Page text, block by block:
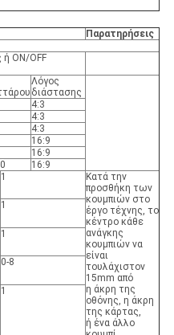
Παρατηρήσεις
ή ON/OFF
Λόγος
διάστασης
4:3
4:3
4:3
16:9
16:9
16:9
1
Κατά την
προσθήκη των
κουμπιών στο
έργο τέχνης, το
κέντρο κάθε
ανάγκης
κουμπιών να
είναι
τουλάχιστον
15mm από
η άκρη της
οθόνης, η άκρη
της κάρτας,
ή ένα άλλο
1
1
0-8
1